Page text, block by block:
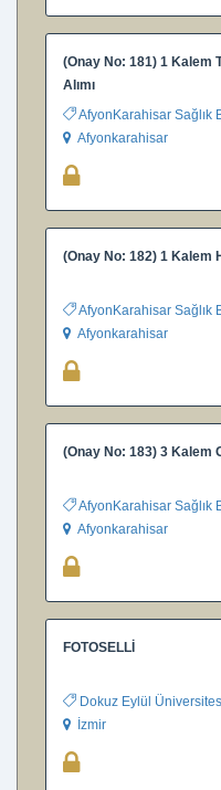
(Onay No: 181) 1 Kalem
Alımı
AfyonKarahisar Sağlık
Afyonkarahisar
(Onay No: 182) 1 Kalem
AfyonKarahisar Sağlık
Afyonkarahisar
(Onay No: 183) 3 Kalem
AfyonKarahisar Sağlık
Afyonkarahisar
FOTOSELLİ
Dokuz Eylül
İzmir